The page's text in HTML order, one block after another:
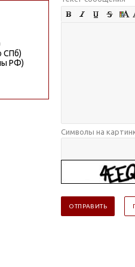
СПб)
РФ)
Символы на